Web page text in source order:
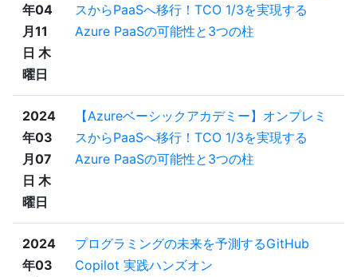
年04
月11
日 木
曜日
スからPaaSへ移行！TCO 1/3を実現する
Azure PaaSの可能性と3つの柱
2024
年03
月07
日 木
曜日
【Azureベーシックアカデミー】オンプレミ
スからPaaSへ移行！TCO 1/3を実現する
Azure PaaSの可能性と3つの柱
2024
年03
プログラミングの未来を予測するGitHub
Copilot 実践ハンズオン